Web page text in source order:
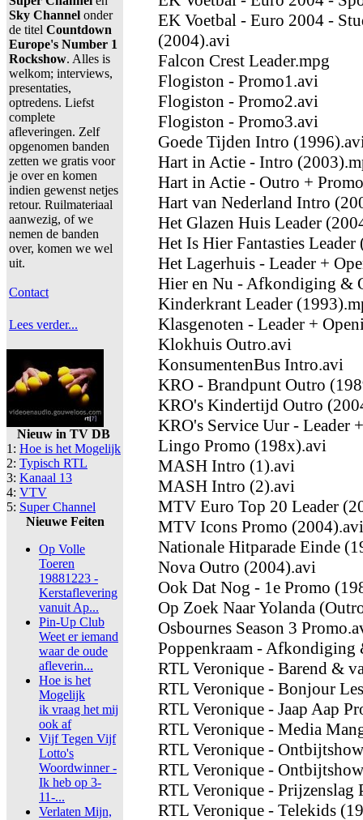
Sky Channel onder
de titel Countdown
Europe's Number 1
Rockshow. Alles is
welkom; interviews,
presentaties,
optredens. Liefst
complete
afleveringen. Zelf
opgenomen banden
zetten we gratis voor
je over en komen
indien gewenst netjes
retour. Ruilmateriaal
aanwezig, of we
nemen de banden
over, komen we wel
uit.
Contact
Lees verder...
Nieuw in TV DB
1: Hoe is het Mogelijk
2: Typisch RTL
3: Kanaal 13
4: VTV
5: Super Channel
Nieuwe Feiten
Op Volle
Toeren
19881223 -
Kerstaflevering
vanuit Ap...
Pin-Up Club
Weet er iemand
waar de oude
afleverin...
Hoe is het
Mogelijk
ik vraag het mij
ook af
Vijf Tegen Vijf
Lotto's
Woordwinner -
Ik heb op 3-
11-...
Verlaten Mijn,
EK Voetbal - Euro 2004 -
(2004).avi
Falcon Crest Leader.mpg
Flogiston - Promo1.avi
Flogiston - Promo2.avi
Flogiston - Promo3.avi
Goede Tijden Intro
Hart in Actie - Intro
Hart in Actie - Outro +
Hart van Nederland Intro
Het Glazen Huis Leader
Het Is Hier Fantasties
Het Lagerhuis - Leader +
Hier en Nu - Afkondiging &
Kinderkrant Leader
Klasgenoten - Leader +
Klokhuis Outro.avi
KonsumentenBus Intro.avi
KRO - Brandpunt Outro
KRO's Kindertijd Outro
KRO's Service Uur - Leader
Lingo Promo (198x).avi
MASH Intro (1).avi
MASH Intro (2).avi
MTV Euro Top 20 Leader
MTV Icons Promo (2004).avi
Nationale Hitparade Einde
Nova Outro (2004).avi
Ook Dat Nog - 1e Promo
Op Zoek Naar Yolanda
Osbournes Season 3
Poppenkraam -
RTL Veronique - Barend &
RTL Veronique - Bonjour
RTL Veronique - Jaap Aap
RTL Veronique - Media
RTL Veronique -
RTL Veronique -
RTL Veronique - Prijzenslag
RTL Veronique - Telekids